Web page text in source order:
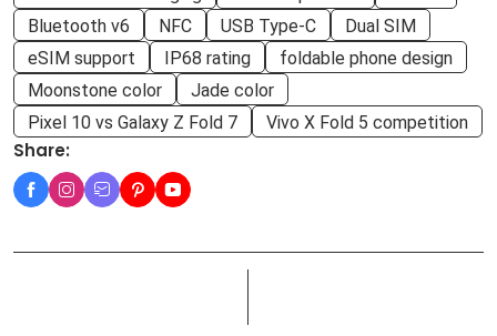
Bluetooth v6
NFC USB Type-C
Dual SIM
eSIM support
IP68 rating
foldable phone design
Moonstone color
Jade color
Pixel 10 vs Galaxy Z Fold 7
Vivo X Fold 5 competition
Share: